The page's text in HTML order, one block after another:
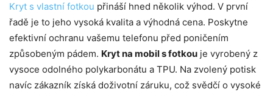
Kryt s vlastní fotkou přináší hned několik výhod. V první
řadě je to jeho vysoká kvalita a výhodná cena. Poskytne
efektivní ochranu vašemu telefonu před poničením
způsobeným pádem. Kryt na mobil s fotkou je vyrobený z
vysoce odolného polykarbonátu a TPU. Na zvolený potisk
navíc zákazník získá doživotní záruku, což svědčí o vysoké